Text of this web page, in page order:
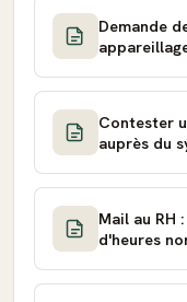
Demande
Contester
auprès du
Mail au RH
d'heures